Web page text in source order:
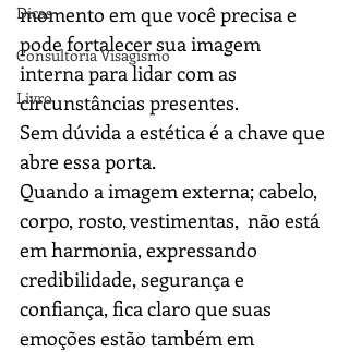
Dicas
Consultoria Visagismo
Livro
momento em que você precisa e
pode fortalecer sua imagem
interna para lidar com as
circunstâncias presentes.
Sem dúvida a estética é a chave que
abre essa porta.
Quando a imagem externa; cabelo,
corpo, rosto, vestimentas,  não está
em harmonia, expressando
credibilidade, segurança e
confiança, fica claro que suas
emoções estão também em